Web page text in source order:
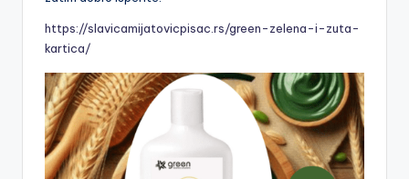
https://slavicamijatovicpisac.rs/green-zelena-i-zuta-
kartica/